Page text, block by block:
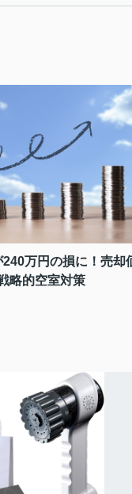
万円の損に！売却
略的空室対策